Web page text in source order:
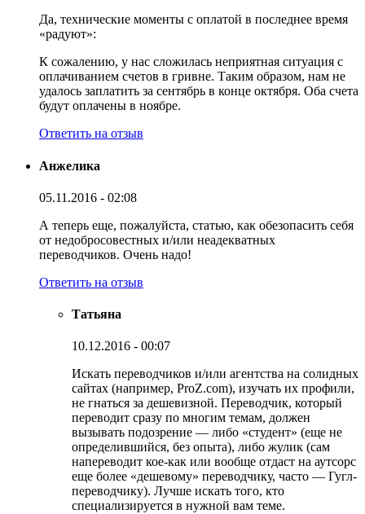
Да, технические моменты с оплатой в последнее время
«радуют»:
К сожалению, у нас сложилась неприятная ситуация с
оплачиванием счетов в гривне. Таким образом, нам не
удалось заплатить за сентябрь в конце октября. Оба счета
будут оплачены в ноябре.
Ответить на отзыв
Анжелика
05.11.2016 - 02:08
А теперь еще, пожалуйста, статью, как обезопасить себя
от недобросовестных и/или неадекватных
переводчиков. Очень надо!
Ответить на отзыв
Татьяна
10.12.2016 - 00:07
Искать переводчиков и/или агентства на солидных
сайтах (например, ProZ.com), изучать их профили,
не гнаться за дешевизной. Переводчик, который
переводит сразу по многим темам, должен
вызывать подозрение — либо «студент» (еще не
определившийся, без опыта), либо жулик (сам
напереводит кое-как или вообще отдаст на аутсорс
еще более «дешевому» переводчику, часто — Гугл-
переводчику). Лучше искать того, кто
специализируется в нужной вам теме.